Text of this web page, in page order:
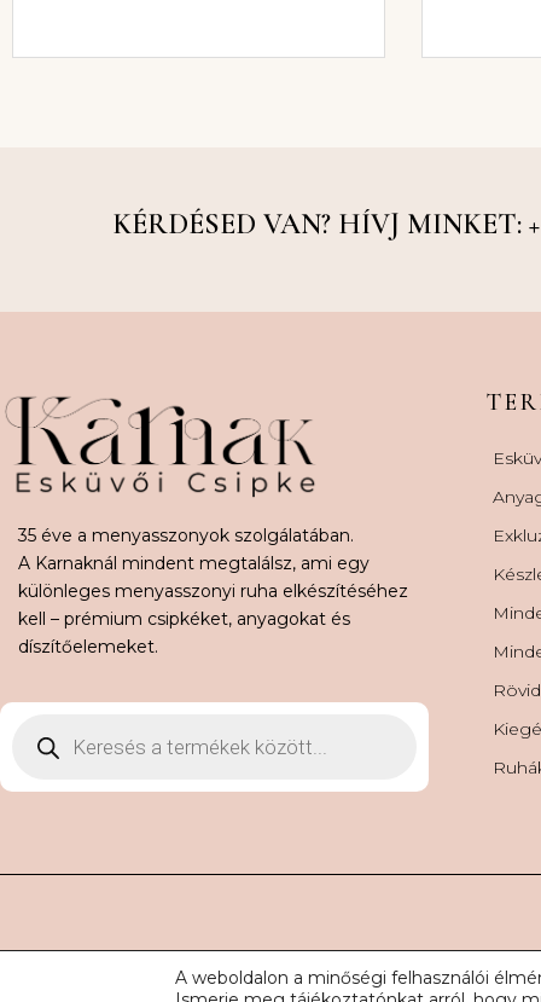
KÉRDÉSED VAN? HÍVJ MINKET:
35 éve a menyasszonyok szolgálatában.
A Karnaknál mindent megtalálsz, ami egy
különleges menyasszonyi ruha elkészítéséhez
kell – prémium csipkéket, anyagokat és
díszítőelemeket.
© 2026 Karnak
A weboldalon a minőségi felhasználói